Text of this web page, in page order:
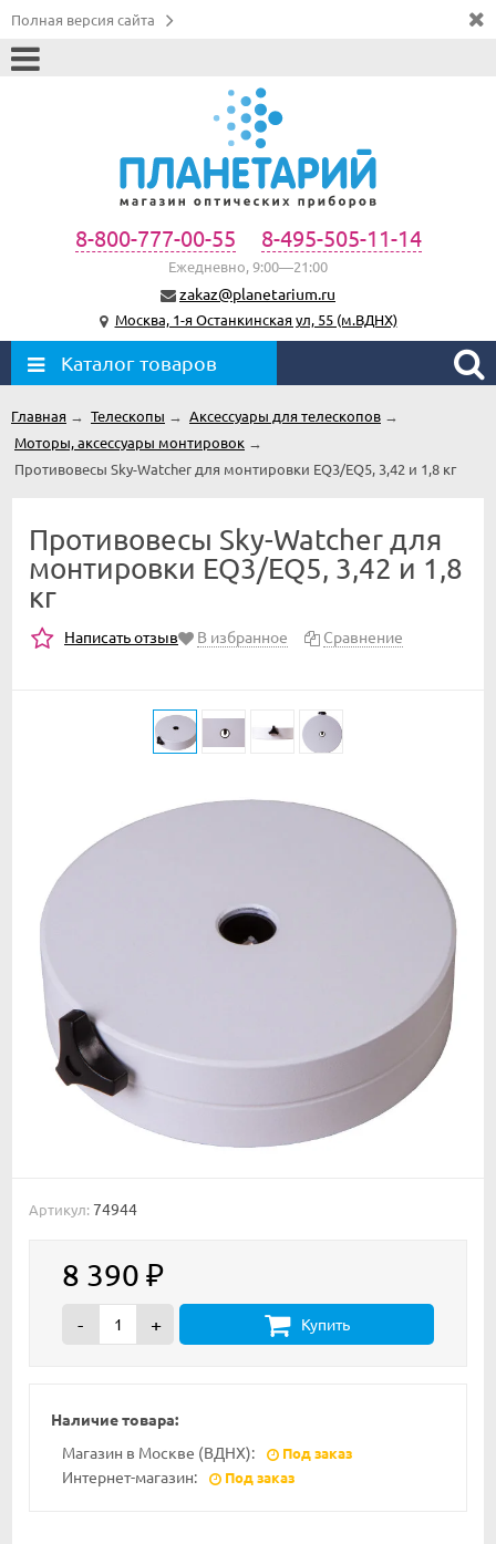
Полная версия сайта
8-800-777-00-55 8-495-505-11-14
Ежедневно, 9:00—21:00
zakaz@planetarium.ru
Москва, 1-я Останкинская ул, 55 (м.ВДНХ)
Каталог товаров
Главная → Телескопы → Аксессуары для телескопов →
Моторы, аксессуары монтировок →
Противовесы Sky-Watcher для монтировки EQ3/EQ5, 3,42 и 1,8 кг
Противовесы Sky-Watcher для
монтировки EQ3/EQ5, 3,42 и 1,8
кг
Написать отзыв В избранное Сравнение
Артикул: 74944
8 390 ₽
- + Купить
Наличие товара:
Магазин в Москве (ВДНХ):
Под заказ
Интернет-магазин: Под заказ